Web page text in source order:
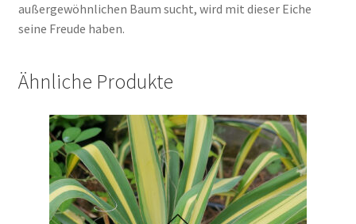
außergewöhnlichen Baum sucht, wird mit dieser Eiche
seine Freude haben.
Ähnliche Produkte